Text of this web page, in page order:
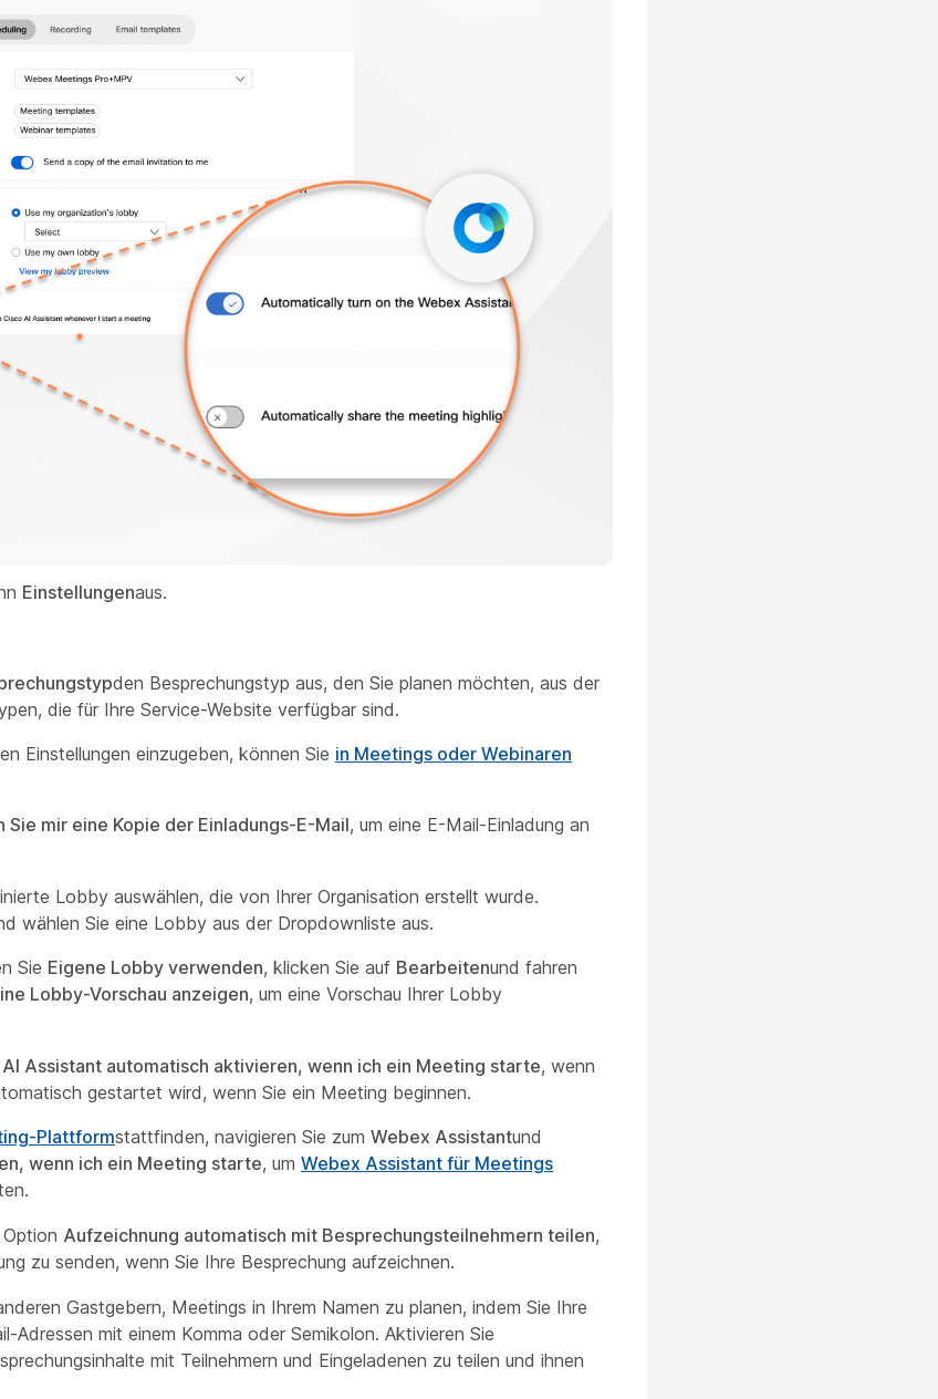
Einstellungenaus.
den Besprechungstyp aus, den Sie planen möchten, aus der
die für Ihre Service-Website verfügbar sind.
Einstellungen einzugeben, können Sie in Meetings oder Webinaren
Sie mir eine Kopie der Einladungs-E-Mail, um eine E-Mail-Einladung an
Lobby auswählen, die von Ihrer Organisation erstellt wurde.
wählen Sie eine Lobby aus der Dropdownliste aus.
Sie Eigene Lobby verwenden, klicken Sie auf Bearbeitenund fahren
Lobby-Vorschau anzeigen, um eine Vorschau Ihrer Lobby
Assistant automatisch aktivieren, wenn ich ein Meeting starte, wenn
gestartet wird, wenn Sie ein Meeting beginnen.
Plattformstattfinden, navigieren Sie zum Webex Assistantund
wenn ich ein Meeting starte, um Webex Assistant für Meetings
Aufzeichnung automatisch mit Besprechungsteilnehmern teilen,
zu senden, wenn Sie Ihre Besprechung aufzeichnen.
Gastgebern, Meetings in Ihrem Namen zu planen, indem Sie Ihre
Adressen mit einem Komma oder Semikolon. Aktivieren Sie
mit Teilnehmern und Eingeladenen zu teilen und ihnen